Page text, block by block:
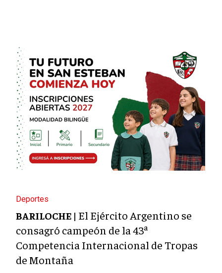
Deportes
BARILOCHE | El Ejército Argentino se
consagró campeón de la 43ª
Competencia Internacional de Tropas
de Montaña